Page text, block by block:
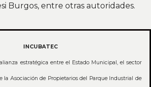
Burgos, entre otras autoridades.
INCUBATEC
estratégica entre el Estado Municipal, el sector
la Asociación de Propietarios del Parque Industrial de